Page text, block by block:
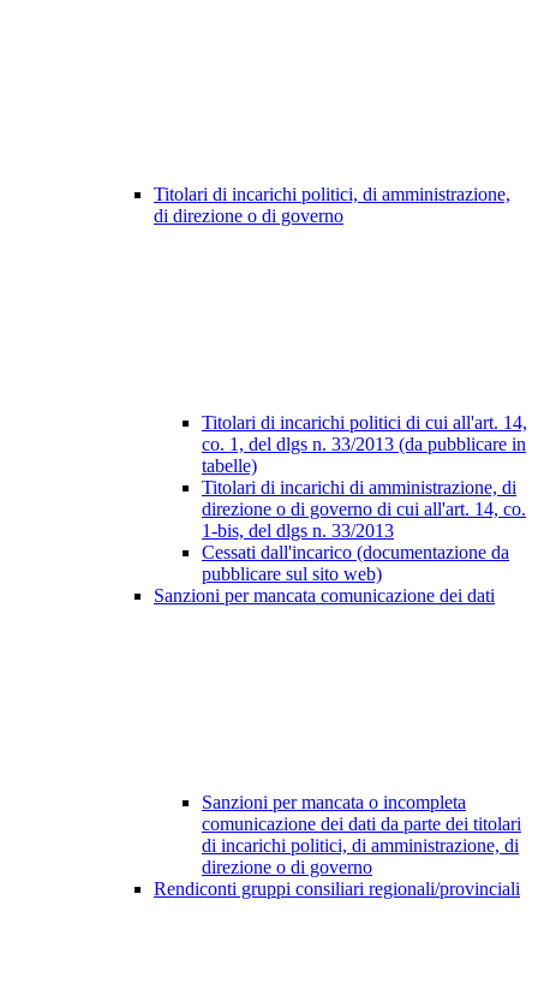
Titolari di incarichi politici, di amministrazione,
di direzione o di governo
Titolari di incarichi politici di cui all'art. 14,
co. 1, del dlgs n. 33/2013 (da pubblicare in
tabelle)
Titolari di incarichi di amministrazione, di
direzione o di governo di cui all'art. 14, co.
1-bis, del dlgs n. 33/2013
Cessati dall'incarico (documentazione da
pubblicare sul sito web)
Sanzioni per mancata comunicazione dei dati
Sanzioni per mancata o incompleta
comunicazione dei dati da parte dei titolari
di incarichi politici, di amministrazione, di
direzione o di governo
Rendiconti gruppi consiliari regionali/provinciali